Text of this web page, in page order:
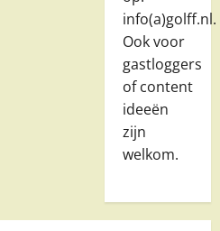
info(a)golff.nl.
Ook voor
gastloggers
of content
ideeën
zijn
welkom.